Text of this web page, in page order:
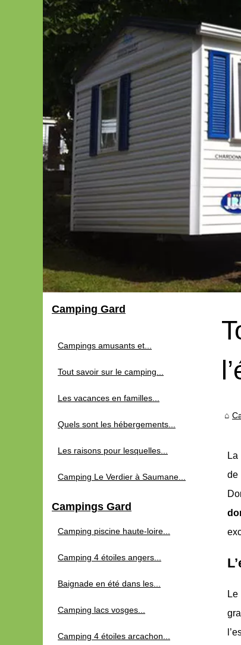
de
Camping Gard
Campings amusants et...
Tout savoir sur le camping...
Les vacances en familles...
Quels sont les hébergements...
Les raisons pour lesquelles...
Camping Le Verdier à Saumane...
Campings Gard
Camping piscine haute-loire...
Camping 4 étoiles angers...
Baignade en été dans les...
Camping lacs vosges...
Camping 4 étoiles arcachon...